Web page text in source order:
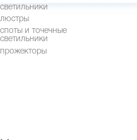
светильники
люстры
споты и точечные
светильники
прожекторы